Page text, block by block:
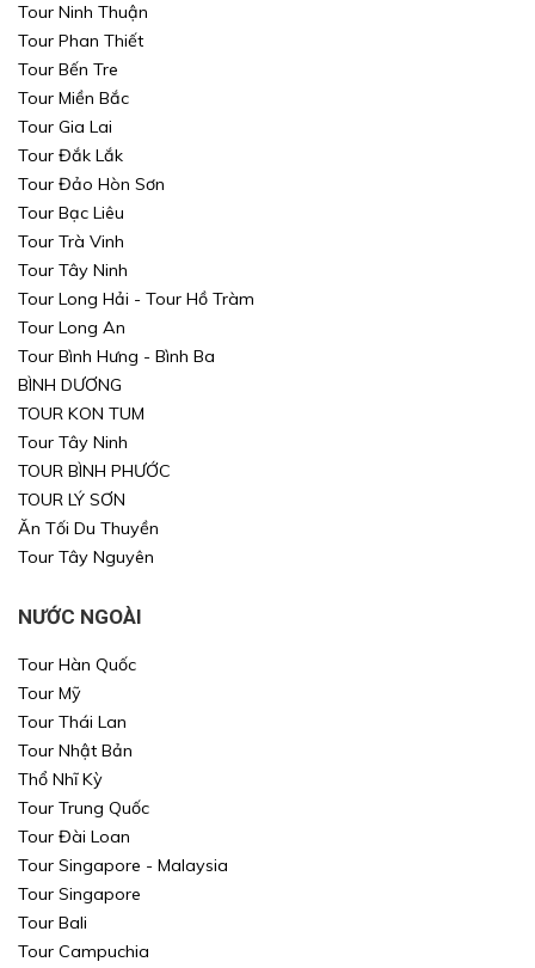
Tour Ninh Thuận
Tour Phan Thiết
Tour Bến Tre
Tour Miền Bắc
Tour Gia Lai
Tour Đắk Lắk
Tour Đảo Hòn Sơn
Tour Bạc Liêu
Tour Trà Vinh
Tour Tây Ninh
Tour Long Hải - Tour Hồ Tràm
Tour Long An
Tour Bình Hưng - Bình Ba
BÌNH DƯƠNG
TOUR KON TUM
Tour Tây Ninh
TOUR BÌNH PHƯỚC
TOUR LÝ SƠN
Ăn Tối Du Thuyền
Tour Tây Nguyên
NƯỚC NGOÀI
Tour Hàn Quốc
Tour Mỹ
Tour Thái Lan
Tour Nhật Bản
Thổ Nhĩ Kỳ
Tour Trung Quốc
Tour Đài Loan
Tour Singapore - Malaysia
Tour Singapore
Tour Bali
Tour Campuchia